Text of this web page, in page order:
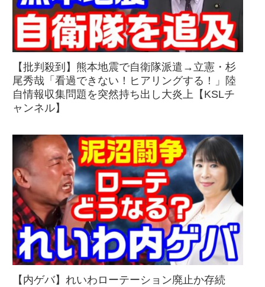
【批判殺到】熊本地震で自衛隊派遣→立憲・杉
尾秀哉「看過できない！ヒアリングする！」陸
自情報収集問題を突然持ち出し大炎上【KSLチ
ャンネル】
【内ゲバ】れいわローテーション廃止か存続